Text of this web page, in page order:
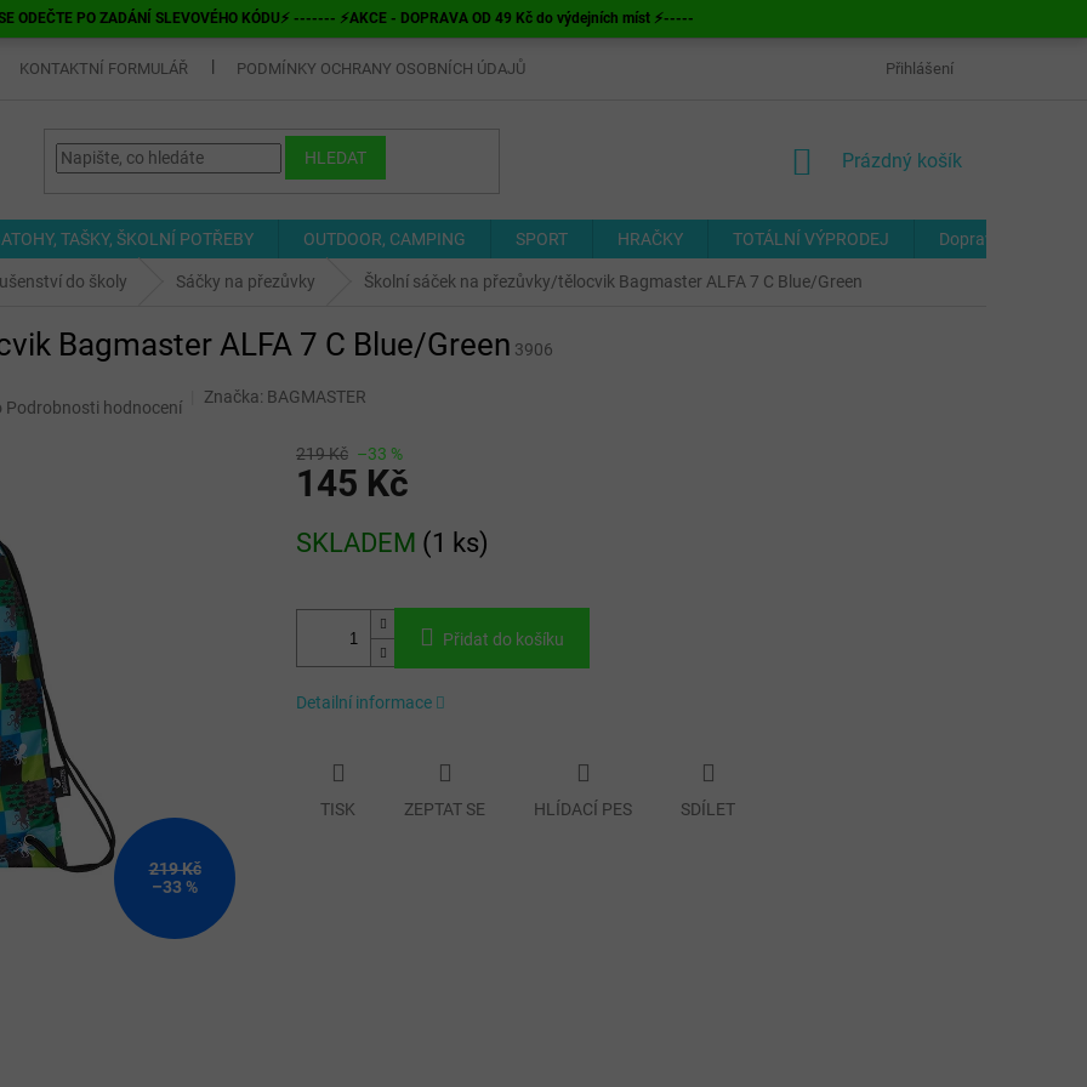
ODEČTE PO ZADÁNÍ SLEVOVÉHO KÓDU⚡ ------- ⚡AKCE - DOPRAVA OD 49 Kč do výdejních míst ⚡-----
KONTAKTNÍ FORMULÁŘ PODMÍNKY OCHRANY OSOBNÍCH ÚDAJŮ ODSTOUPENÍ OD SMLOUVY
Přihlášení
HLEDAT
NÁKUPNÍ
Prázdný košík
TAŠKY, ŠKOLNÍ POTŘEBY OUTDOOR, CAMPING SPORT HRAČKY TOTÁLNÍ VÝPRODEJ Doprava a platba
do školy Sáčky na přezůvky Školní sáček na přezůvky/tělocvik Bagmaster ALFA 7 C Blue/Green
Bagmaster ALFA 7 C Blue/Green 3906
Podrobnosti hodnocení
Značka: BAGMASTER
219 Kč
–33 %
219 Kč –33 %
145 Kč
cena:
SKLADEM (1 ks)
Přidat do košíku
Detailní informace
TISK ZEPTAT SE HLÍDACÍ PES SDÍLET